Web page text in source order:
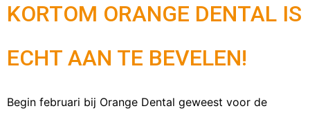
KORTOM ORANGE DENTAL IS
ECHT AAN TE BEVELEN!
Begin februari bij Orange Dental geweest voor de